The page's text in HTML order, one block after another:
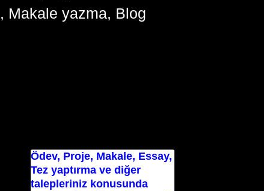
Makale yazma, Blog
Ödev, Proje, Makale, Essay,
Tez yaptırma ve diğer
talepleriniz konusunda